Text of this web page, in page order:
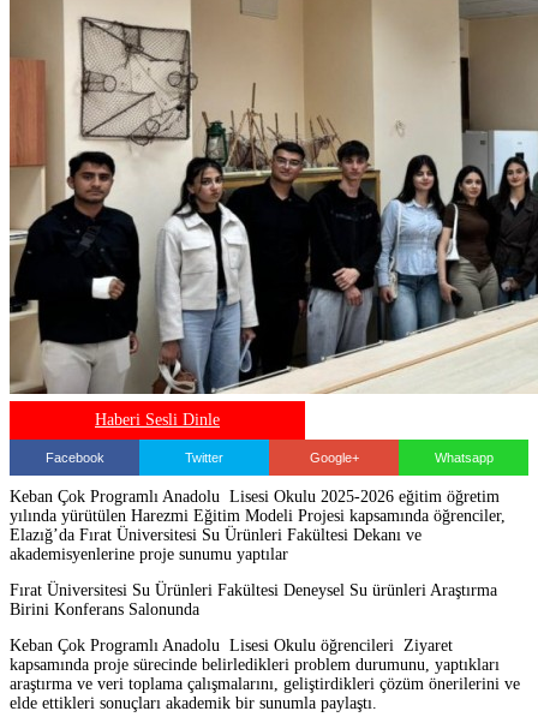
Haberi Sesli Dinle
Facebook Twitter Google+ Whatsapp
Keban Çok Programlı Anadolu Lisesi Okulu 2025-2026 eğitim öğretim
yılında yürütülen Harezmi Eğitim Modeli Projesi kapsamında öğrenciler,
Elazığ’da Fırat Üniversitesi Su Ürünleri Fakültesi Dekanı ve
akademisyenlerine proje sunumu yaptılar
Fırat Üniversitesi Su Ürünleri Fakültesi Deneysel Su ürünleri Araştırma
Birini Konferans Salonunda
Keban Çok Programlı Anadolu Lisesi Okulu öğrencileri Ziyaret
kapsamında proje sürecinde belirledikleri problem durumunu, yaptıkları
araştırma ve veri toplama çalışmalarını, geliştirdikleri çözüm önerilerini ve
elde ettikleri sonuçları akademik bir sunumla paylaştı.